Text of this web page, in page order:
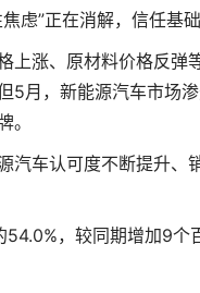
”正在消解，信任基础
涨、原材料价格反弹
5月，新能源汽车市场
。
车认可度不断提升、
，较同期增加9个